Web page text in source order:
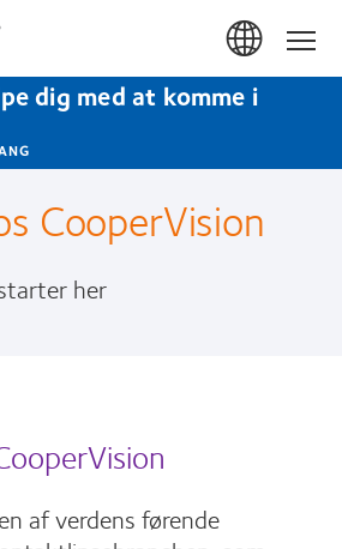
dig med at komme i
CooperVision
her
af verdens førende